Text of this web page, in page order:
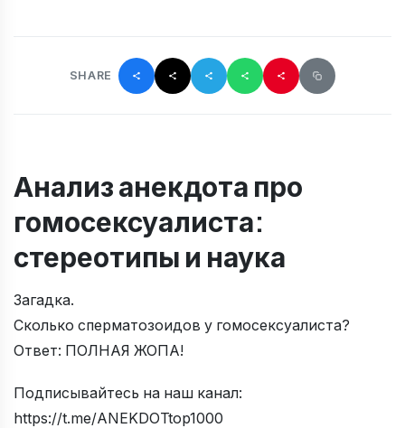
SHARE
Анализ анекдота про
гомосексуалиста:
стереотипы и наука
Загадка.
Сколько сперматозоидов у гомосексуалиста?
Ответ: ПОЛНАЯ ЖОПА!
Подписывайтесь на наш канал:
https://t.me/ANEKDOTtop1000